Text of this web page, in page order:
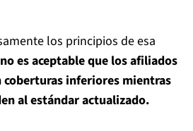
los principios de esa
no es aceptable que los afiliados
coberturas inferiores mientras
al estándar actualizado.